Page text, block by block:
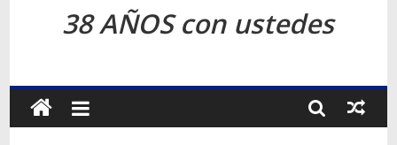
Revista
Transporte
Terrestre
38 AÑOS con ustedes